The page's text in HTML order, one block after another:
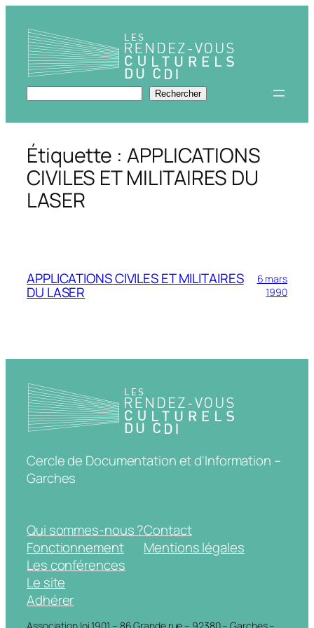
contenu
Rechercher Rechercher
Étiquette : APPLICATIONS
CIVILES ET MILITAIRES DU
LASER
APPLICATIONS CIVILES ET MILITAIRES
DU LASER
6 mars
1990
Cercle de Documentation et d'Information –
Garches
Qui sommes-nous ?
Fonctionnement
Les conférences
Le site
Adhérer
Contact
Mentions légales
Association loi 1901 – 86 Grande rue – 92380 – Garches –